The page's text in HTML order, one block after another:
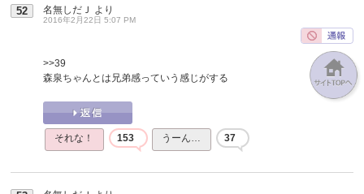
52 名無しだＪ より
2016年2月22日 5:07 PM
>>39
森泉ちゃんとは兄弟感っていう感じがする
それな！ 153 うーん… 37